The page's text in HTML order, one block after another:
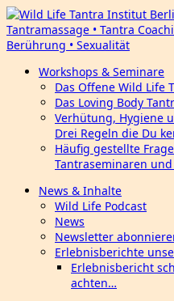
Workshops & Seminare
Das Offene Wild Life
Das Loving Body
Verhütung, Hygiene
Drei Regeln die Du
Häufig gestellte
Tantraseminaren
News & Inhalte
Wild Life Podcast
News
Newsletter
Erlebnisberichte
Erlebnisbericht
achten…